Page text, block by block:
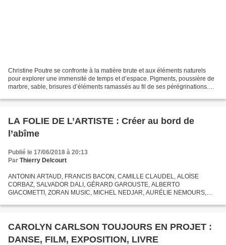
Christine Poutre se confronte à la matière brute et aux éléments naturels
pour explorer une immensité de temps et d’espace. Pigments, poussière de
marbre, sable, brisures d’éléments ramassés au fil de ses pérégrinations.
LA FOLIE DE L’ARTISTE : Créer au bord de
l’abîme
Publié le 17/06/2018 à 20:13
Par Thierry Delcourt
ANTONIN ARTAUD, FRANCIS BACON, CAMILLE CLAUDEL, ALOÏSE
CORBAZ, SALVADOR DALI, GÉRARD GAROUSTE, ALBERTO
GIACOMETTI, ZORAN MUSIC, MICHEL NEDJAR, AURÉLIE NEMOURS,
VLADIMIR VELICKOVIC Comment Francis...
CAROLYN CARLSON TOUJOURS EN PROJET :
DANSE, FILM, EXPOSITION, LIVRE